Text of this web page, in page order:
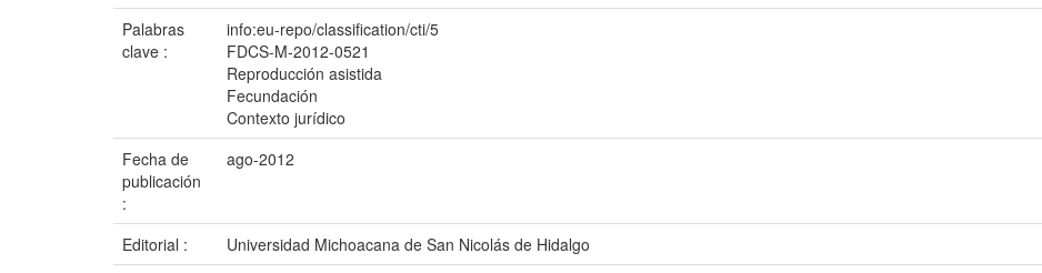
Palabras
clave :
info:eu-repo/classification/cti/5
FDCS-M-2012-0521
Reproducción asistida
Fecundación
Contexto jurídico
Fecha de
publicación
:
ago-2012
Editorial :
Universidad Michoacana de San Nicolás de Hidalgo